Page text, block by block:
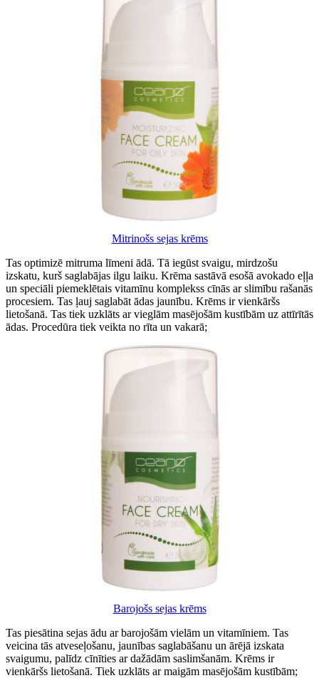
Mitrinošs sejas krēms
Tas optimizē mitruma līmeni ādā. Tā iegūst svaigu, mirdzošu
izskatu, kurš saglabājas ilgu laiku. Krēma sastāvā esošā avokado eļļa
un speciāli piemeklētais vitamīnu komplekss cīnās ar slimību rašanās
procesiem. Tas ļauj saglabāt ādas jaunību. Krēms ir vienkāršs
lietošanā. Tas tiek uzklāts ar vieglām masējošām kustībām uz attīrītās
ādas. Procedūra tiek veikta no rīta un vakarā;
Barojošs sejas krēms
Tas piesātina sejas ādu ar barojošām vielām un vitamīniem. Tas
veicina tās atveseļošanu, jaunības saglabāšanu un ārējā izskata
svaigumu, palīdz cīnīties ar dažādām saslimšanām. Krēms ir
vienkāršs lietošanā. Tiek uzklāts ar maigām masējošām kustībām;